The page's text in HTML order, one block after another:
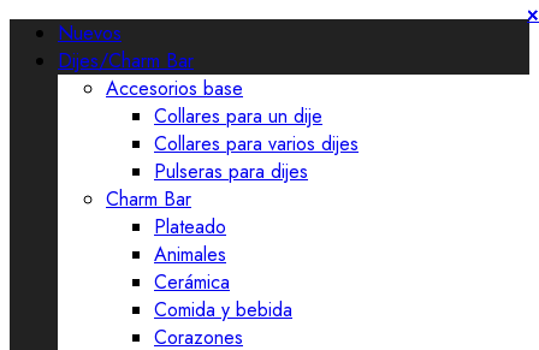
Nuevos
Dijes/Charm Bar
Accesorios base
Collares para un dije
Collares para varios dijes
Pulseras para dijes
Charm Bar
Plateado
Animales
Cerámica
Comida y bebida
Corazones
×
×
×
×
×
×